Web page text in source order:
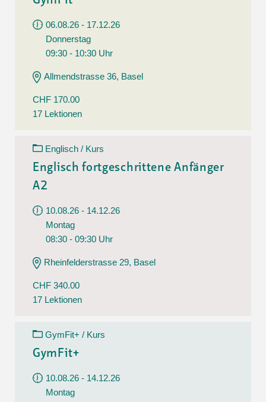
06.08.26 - 17.12.26
Donnerstag
09:30 - 10:30 Uhr
Allmendstrasse 36, Basel
CHF 170.00
17 Lektionen
Englisch / Kurs
Englisch fortgeschrittene Anfänger
A2
10.08.26 - 14.12.26
Montag
08:30 - 09:30 Uhr
Rheinfelderstrasse 29, Basel
CHF 340.00
17 Lektionen
GymFit+ / Kurs
GymFit+
10.08.26 - 14.12.26
Montag